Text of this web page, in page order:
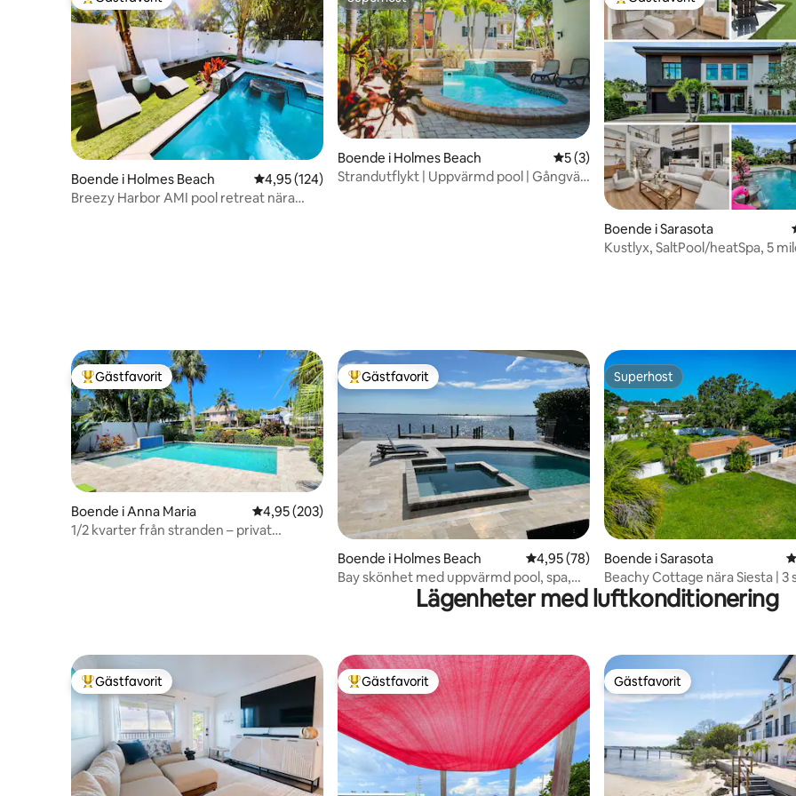
Populär gästfavorit
Boende i Holmes Beach 4,95 av 5 i genomsnittligt betyg, 124 omdömen
4,95 (124)
Breezy Harbor AMI pool retreat nära
Superhost
Boende i Holmes Beach 5 av 5 i genomsnittligt betyg, 3
5 (3)
Strandutflykt | Uppvärmd pool | Gångväg
Populär gästfavorit
Boende i Sarasota
Kustlyx, SaltPool/heatSpa, 5
Populär gästfavorit
Gästfavorit
Boende i Anna Maria 4,95 av 5 i genomsnittligt betyg, 203 omdömen
4,95 (203)
1/2 kvarter från stranden – privat
Populär gästfavorit
Gästfavorit
Boende i Holmes Beach 4,95 av 5 i genomsnittligt betyg, 78
4,95 (78)
Bay skönhet med uppvärmd pool, spa,
Superhost
Superhost
Boende i Sarasota
Beachy Cottage nära Siesta | 3
Stor pool
Lägenheter med luftkonditionering
Populär gästfavorit
Gästfavorit Populär gästfavorit
Gästfavorit Gästfavorit
Gästfavorit